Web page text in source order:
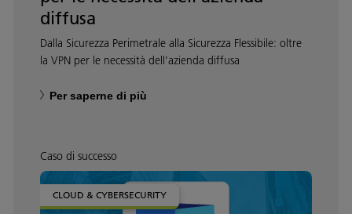
diffusa
Dalla Sicurezza Perimetrale alla Sicurezza Flessibile: oltre
la VPN per le necessità dell’azienda diffusa
Per saperne di più
Caso di successo
CLOUD & CYBERSECURITY